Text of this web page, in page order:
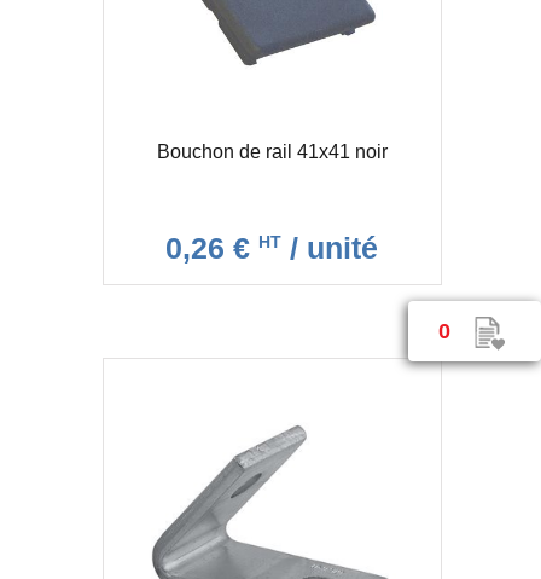
0
Bouchon de rail 41x41 noir
0,26 € HT / unité